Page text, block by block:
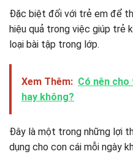
Đặc biệt đối với trẻ em để
hiệu quả trong việc giúp trẻ
loại bài tập trong lớp.
Xem Thêm: Có nên
hay không?
Đây là một trong những lợi
dụng cho con cái mỗi ngày